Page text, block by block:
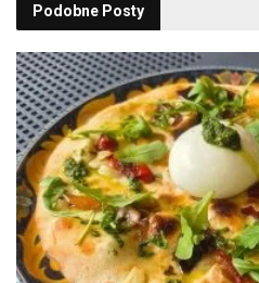
Podobne Posty